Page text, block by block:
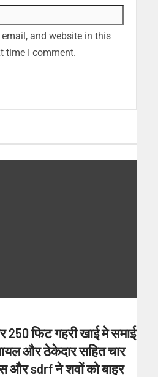
and website in this
time I comment.
250 फिट गहरी खाई मे समाई
और ठेकेदार सहित चार
और sdrf ने शवों को बाहर